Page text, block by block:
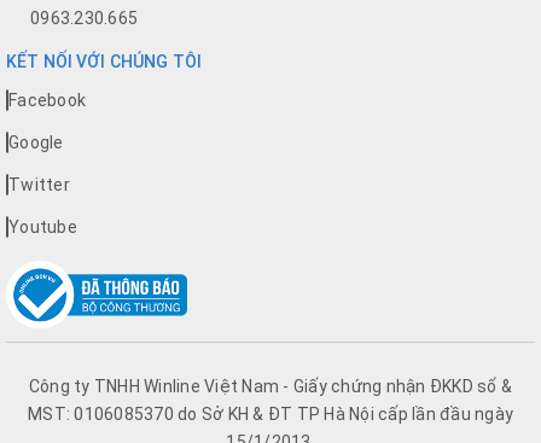
0963.230.665
KẾT NỐI VỚI CHÚNG TÔI
Facebook
Google
Twitter
Youtube
Công ty TNHH Winline Việt Nam - Giấy chứng nhận ĐKKD số &
MST: 0106085370 do Sở KH & ĐT TP Hà Nội cấp lần đầu ngày